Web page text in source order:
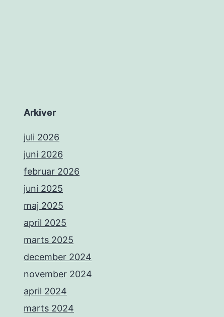
Arkiver
juli 2026
juni 2026
februar 2026
juni 2025
maj 2025
april 2025
marts 2025
december 2024
november 2024
april 2024
marts 2024